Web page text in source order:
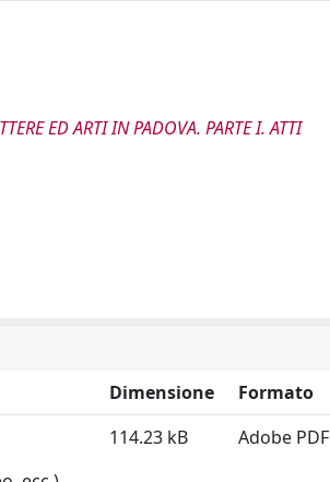
ED ARTI IN PADOVA. PARTE I. ATTI
Dimensione
Formato
114.23 kB Adobe PDF